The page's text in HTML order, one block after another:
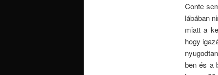
Conte
lábában
miatt a
hogy
ben és a